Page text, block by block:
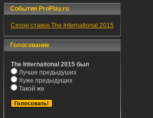
События ProPlay.ru
Сезон ставок The International 2015
Голосование
The Internaitonal 2015 был
Лучше предыдуших
Хуже предыдущих
Такой же